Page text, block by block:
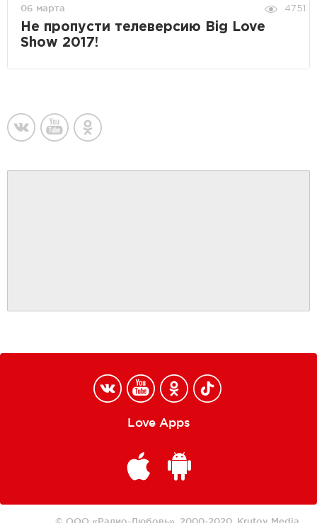
06 марта 4751
Не пропусти телеверсию Big Love
Show 2017!
Love Apps
© ООО «Радио-Любовь», 2000-2020. Krutoy Media